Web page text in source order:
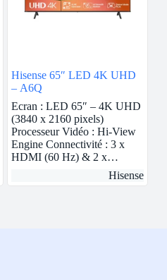
Hisense 65″ LED 4K UHD
– A6Q
Ecran : LED 65″ – 4K UHD
(3840 x 2160 pixels)
Processeur Vidéo : Hi-View
Engine Connectivité : 3 x
HDMI (60 Hz) & 2 x…
Hisense